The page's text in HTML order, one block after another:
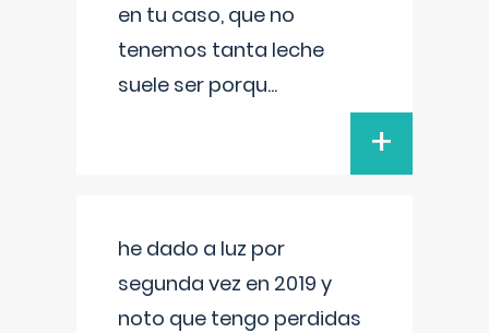
en tu caso, que no
tenemos tanta leche
suele ser porqu...
+
he dado a luz por
segunda vez en 2019 y
noto que tengo perdidas